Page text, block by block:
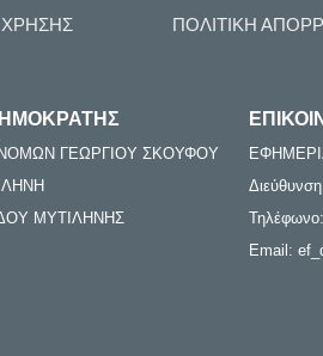
ΠΟΛΙΤΙΚΗ
ΓΕΩΡΓΙΟΥ ΣΚΟΥΦΟΥ
ΜΥΤΙΛΗΝΗΣ
Email: